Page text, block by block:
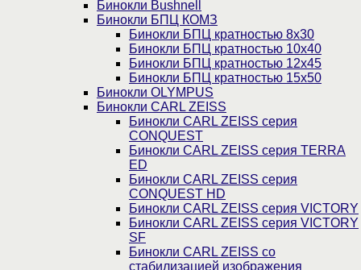
Бинокли Bushnell
Бинокли БПЦ КОМЗ
Бинокли БПЦ кратностью 8х30
Бинокли БПЦ кратностью 10х40
Бинокли БПЦ кратностью 12х45
Бинокли БПЦ кратностью 15х50
Бинокли OLYMPUS
Бинокли CARL ZEISS
Бинокли CARL ZEISS серия
CONQUEST
Бинокли CARL ZEISS серия TERRA
ED
Бинокли CARL ZEISS серия
CONQUEST HD
Бинокли CARL ZEISS серия VICTORY
Бинокли CARL ZEISS серия VICTORY
SF
Бинокли CARL ZEISS со
стабилизацией изображения